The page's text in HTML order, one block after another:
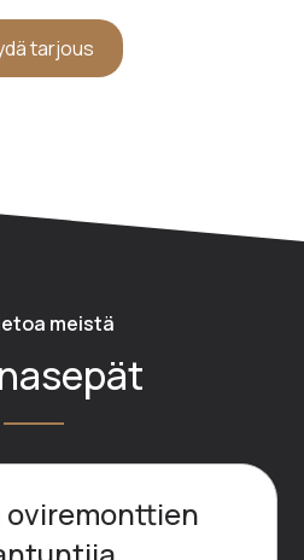
tarjous
meistä
oviremonttien